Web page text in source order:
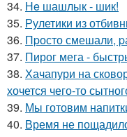
34. Нe шашлык - шик!
35. Рулетики из
36. Пpосто смешали,
37. Пирог мега -
38. Хачапури на
хочется чего-то
39. Мы готовим
40. Время не